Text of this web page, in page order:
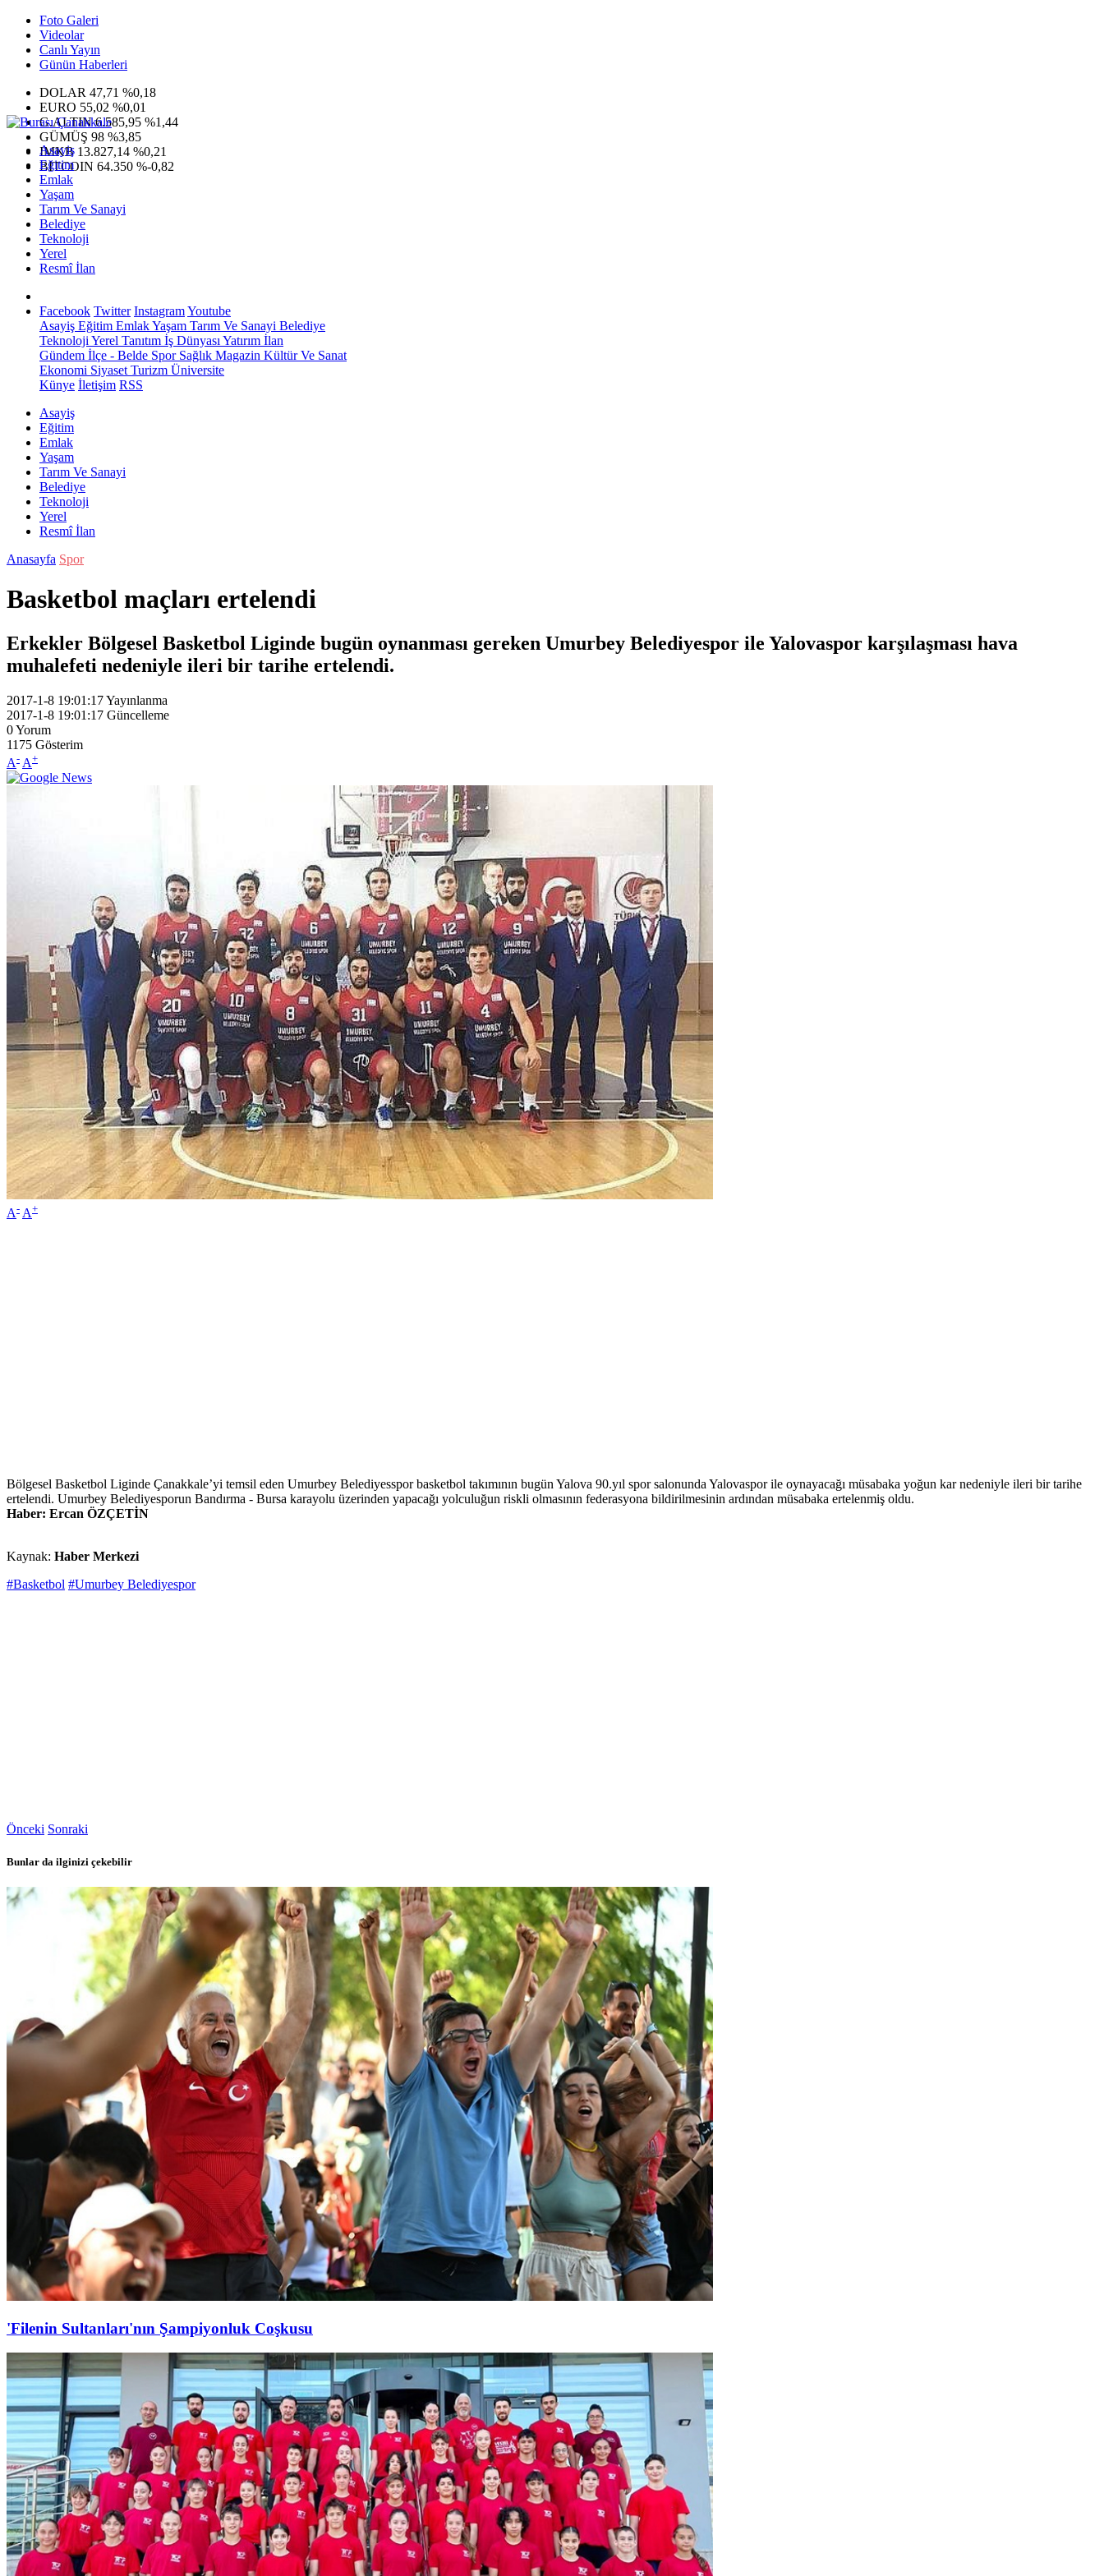
Foto Galeri
Videolar
Canlı Yayın
Günün Haberleri
DOLAR 47,71 %0,18
EURO 55,02 %0,01
G.ALTIN6.585,95 %1,44
GÜMÜŞ 98 %3,85
IMKB 13.827,14 %0,21
BITCOIN 64.350 %-0,82
Asayiş
Eğitim
Emlak
Yaşam
Tarım Ve Sanayi
Belediye
Teknoloji
Yerel
Resmî İlan
Facebook Twitter InstagramYoutube
Asayiş Eğitim EmlakYaşam Tarım Ve Sanayi Belediye
Teknoloji Yerel Tanıtım İş Dünyası Yatırım İlan
Gündem İlçe - Belde SporSağlık Magazin Kültür Ve Sanat
Ekonomi Siyaset Turizm Üniversite
Künye İletişim RSS
Asayiş
Eğitim
Emlak
Yaşam
Tarım Ve Sanayi
Belediye
Teknoloji
Yerel
Resmî İlan
Anasayfa Spor
Basketbol maçları ertelendi
Erkekler Bölgesel Basketbol Liginde bugün oynanması gereken Umurbey Belediyespor ile Yalovaspor karşılaşması hava
muhalefeti nedeniyle ileri bir tarihe ertelendi.
2017-1-8 19:01:17Yayınlanma
2017-1-8 19:01:17 Güncelleme
0Yorum
1175 Gösterim
A- A+
A- A+
Bölgesel Basketbol Liginde Çanakkale’yi temsil eden Umurbey Belediyesspor basketbol takımının bugün Yalova 90.yıl spor salonunda Yalovaspor ile oynayacağı müsabaka yoğun kar nedeniyle ileri bir tarihe
ertelendi. Umurbey Belediyesporun Bandırma - Bursa karayolu üzerinden yapacağı yolculuğun riskli olmasının federasyona bildirilmesinin ardından müsabaka ertelenmiş oldu.
Haber: Ercan ÖZÇETİN
Kaynak: Haber Merkezi
#Basketbol #Umurbey Belediyespor
Önceki Sonraki
Bunlar da ilginizi çekebilir
'Filenin Sultanları'nın Şampiyonluk Coşkusu